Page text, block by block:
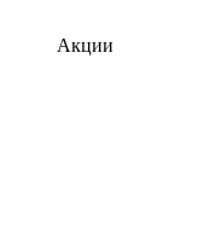
Акции